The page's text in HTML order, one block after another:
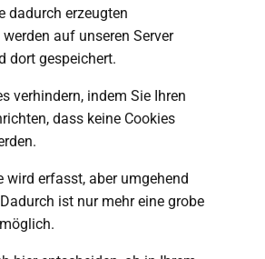
dadurch erzeugten
auf unseren Server
dort gespeichert.
verhindern, indem Sie Ihren
dass keine Cookies
wird erfasst, aber umgehend
ist nur mehr eine grobe